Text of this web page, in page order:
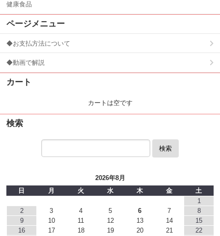
健康食品
ページメニュー
◆お支払方法について
◆動画で解説
カート
カートは空です
検索
検索
2026年8月
日
月 火 水 木 金
土
1
2
3 4 5 6 7
8
9
10 11 12 13 14
15
16
17 18 19 20 21 22